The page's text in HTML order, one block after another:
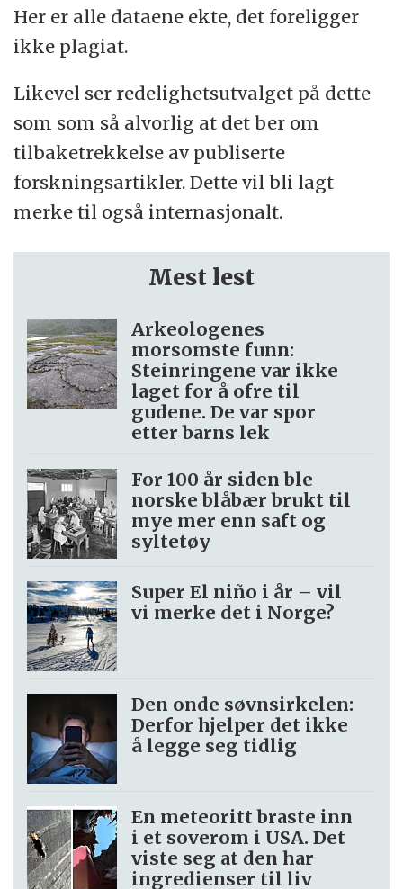
Her er alle dataene ekte, det foreligger
ikke plagiat.
Likevel ser redelighetsutvalget på dette
som som så alvorlig at det ber om
tilbaketrekkelse av publiserte
forskningsartikler. Dette vil bli lagt
merke til også internasjonalt.
Mest lest
Arkeologenes
morsomste funn:
Steinringene var ikke
laget for å ofre til
gudene. De var spor
etter barns lek
For 100 år siden ble
norske blåbær brukt til
mye mer enn saft og
syltetøy
Super El niño i år – vil
vi merke det i Norge?
Den onde søvnsirkelen:
Derfor hjelper det ikke
å legge seg tidlig
En meteoritt braste inn
i et soverom i USA. Det
viste seg at den har
ingredienser til liv